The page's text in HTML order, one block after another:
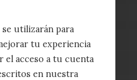
utilizarán para
tu experiencia
el acceso a tu cuenta
en nuestra